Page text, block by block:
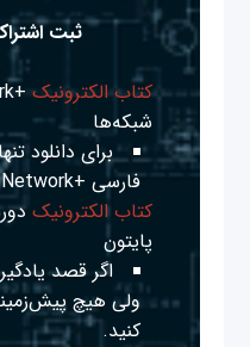
ثبت
کتاب الکترونیک
شبکه‌ها
برای دانلود
فارسی +Network
کتاب الکترونیک
پایتون
اگر قصد
ولی هیچ
کنید.